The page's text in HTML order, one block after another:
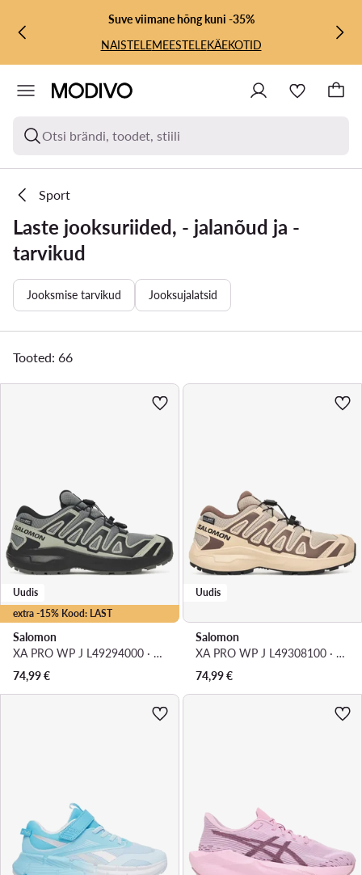
LIIGU PÕHISISU JUURDE
MINE OTSINGUSSESuve viimane hõng kuni -35%
NAISTELEMEESTELEKÄEKOTID
Otsi brändi, toodet, stiili
Sport
Laste jooksuriided, - jalanõud ja -
tarvikud
Jooksmise tarvikud Jooksujalatsid
Tooted: 66
extra -15% Kood: LAST
Uudis
Salomon
XA PRO WP J L49294000 · Jooksujalatsid
74,99€
Uudis
Salomon
XA PRO WP J L49308100 · Jooksujalatsid
74,99€